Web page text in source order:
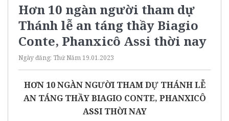
Hơn 10 ngàn người tham dự
Thánh lễ an táng thầy Biagio
Conte, Phanxicô Assi thời nay
Ngày đăng: Thứ Năm 19.01.2023
HƠN 10 NGÀN NGƯỜI THAM DỰ THÁNH LỄ
AN TÁNG THẦY BIAGIO CONTE, PHANXICÔ
ASSI THỜI NAY